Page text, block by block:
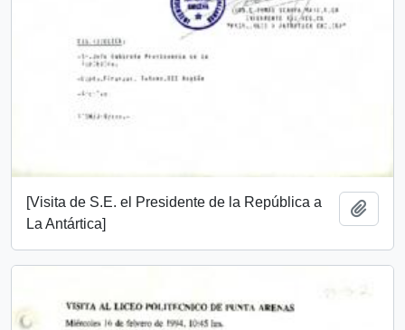
[Visita de S.E. el Presidente de la República a
La Antártica]